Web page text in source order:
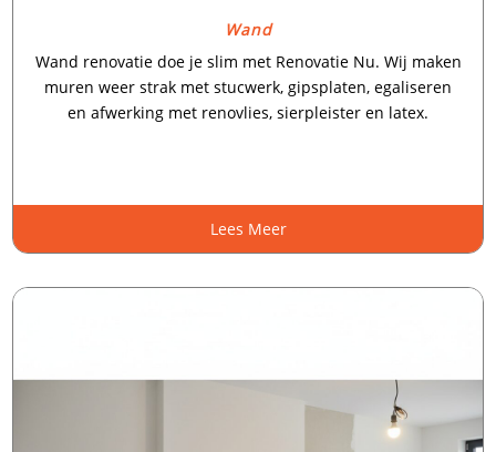
Wand
Wand renovatie doe je slim met Renovatie Nu.​ Wij maken
muren weer strak met stucwerk, gipsplaten, egaliseren
en afwerking met renovlies, sierpleister en latex.​
Lees Meer